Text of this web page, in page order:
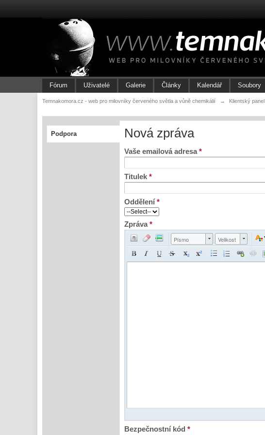
Fórum Uživatelé Galerie Články Kalendář Soubory
Temnakomora.cz - web pro milovníky červeného světla a vůně chemikálií → Klientský panel
Podpora Nová zpráva
Vaše emailová adresa*
Titulek*
Oddělení*
Zpráva*
Písmo Velikost
Bezpečnostní kód*